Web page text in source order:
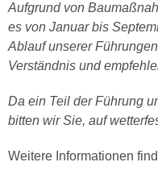
Aufgrund von
es von Januar bis
Ablauf unserer
Verständnis und
Da ein Teil der Führung
bitten wir Sie, auf
Weitere Informationen